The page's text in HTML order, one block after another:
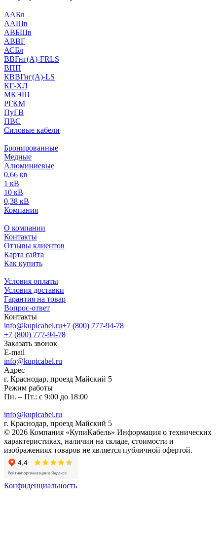
ААБл
ААШв
АВБШв
АВВГ
АСБл
ВВГнг(А)-FRLS
ВПП
КВВГнг(А)-LS
КГ-ХЛ
МКЭШ
РГКМ
ПуГВ
ПВС
Силовые кабели
Бронированные
Медные
Алюминиевые
0,66 кв
1 кВ
10 кВ
0,38 кВ
Компания
О компании
Контакты
Отзывы клиентов
Карта сайта
Как купить
Условия оплаты
Условия доставки
Гарантия на товар
Вопрос-ответ
Контакты
info@kupicabel.ru+7 (800) 777-94-78
+7 (800) 777-94-78
Заказать звонок
E-mail
info@kupicabel.ru
Адрес
г. Краснодар, проезд Майский 5
Режим работы
Пн. – Пт.: с 9:00 до 18:00
info@kupicabel.ru
г. Краснодар, проезд Майский 5
© 2026 Компания «КупиКабель» Информация о технических
характеристиках, наличии на складе, стоимости и
изображениях товаров не является публичной офертой.
Конфиденциальность